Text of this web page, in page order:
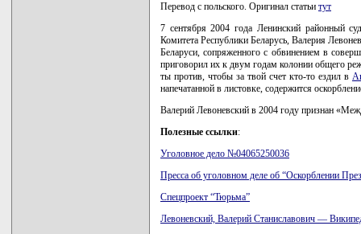
Перевод с польского. Оригинал статьи тут
7 сентября 2004 года Ленинский районный
Комитета Республики Беларусь, Валерия
Беларуси, сопряженного с обвинением в
приговорил их к двум годам колонии общего
ты против, чтобы за твой счет кто-то ездил в
напечатанной в листовке, содержится
Валерий Левоневский в 2004 году признан
Полезные ссылки:
Уголовное дело №04065250036
Пресса об уголовном деле об “Оскорблении
Спецпроект “Тюрьма”
Левоневский, Валерий Станиславович —